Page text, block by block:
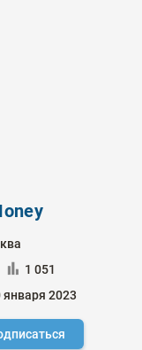
1 051
января 2023